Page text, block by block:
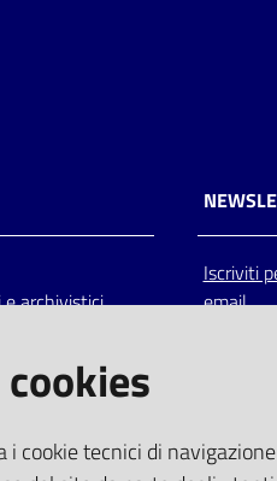
archivistici
fax
Iscriviti
email
i cookie tecnici di